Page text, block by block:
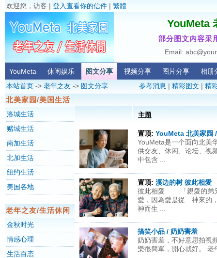
欢迎您，访客 | 登入查看你的信件 | 繁體
YouMeta
部分图文内容采
Email:
YouMeta 休闲娱乐 图文分享 视频分享 图片分享
相册
本站首页 -> 老年之友 -> 图文分享 参考消息 | 精彩图文 | 精
北美家园/美国生活
洛城生活
赌城生活
南加生活
北加生活
纽约生活
美国各地
老年之友/生活休闲
金秋时光
情感心理
生活百态
主題
置顶: YouMeta 北美家园
YouMeta是一个面向北美
供交友、休闲、论坛、视
中包含 ...
置顶: 溪边的树 彼此相愛
彼此相愛 「親愛的弟
愛，因為愛是從 神來的
神而生 ...
搞笑小品 / 奶奶害羞
奶奶害羞，不好意思拍視
樂很簡單，開心就好。 老